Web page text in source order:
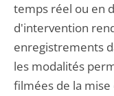
temps réel ou en
d'intervention
enregistrements
les modalités
filmées de la